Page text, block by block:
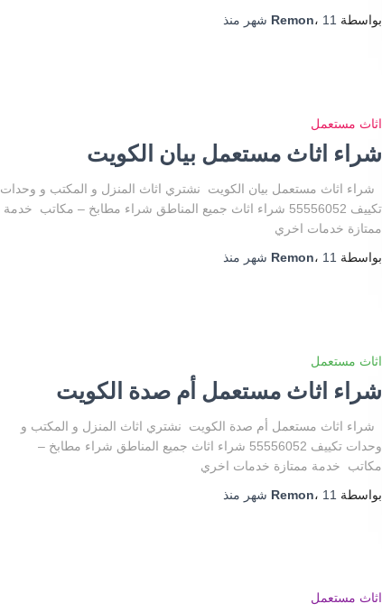
بواسطة
Remon، 11 شهر منذ
اثاث مستعمل
شراء اثاث مستعمل بيان الكويت
شراء اثاث مستعمل بيان الكويت نشتري اثاث المنزل و المكتب و وحدات
تكييف 55556052 شراء اثاث جميع المناطق شراء مطابخ – مكاتب خدمة
ممتازة خدمات اخري
بواسطة
Remon، 11 شهر منذ
اثاث مستعمل
شراء اثاث مستعمل أم صدة الكويت
شراء اثاث مستعمل أم صدة الكويت نشتري اثاث المنزل و المكتب و
وحدات تكييف 55556052 شراء اثاث جميع المناطق شراء مطابخ –
مكاتب خدمة ممتازة خدمات اخري
بواسطة
Remon، 11 شهر منذ
اثاث مستعمل